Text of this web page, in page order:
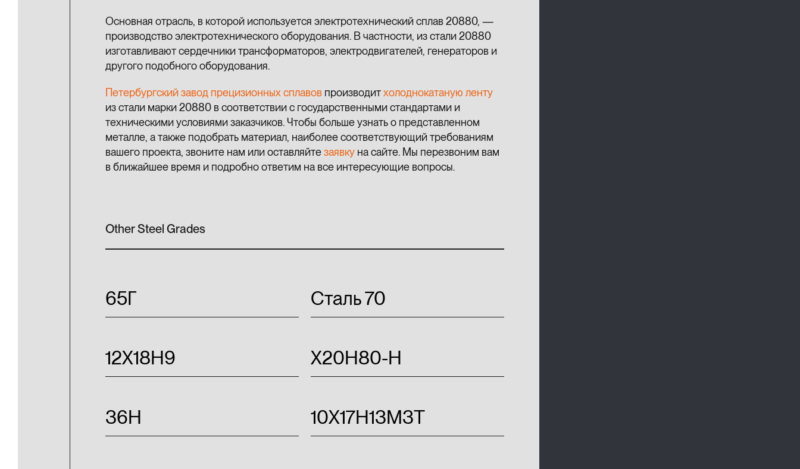
Основная отрасль, в которой используется электротехнический сплав 20880, —
производство электротехнического оборудования. В частности, из стали 20880
изготавливают сердечники трансформаторов, электродвигателей, генераторов и
другого подобного оборудования.
Петербургский завод прецизионных сплавовпроизводитхолоднокатаную ленту
из стали марки 20880 в соответствии с государственными стандартами и
техническими условиями заказчиков. Чтобы больше узнать о представленном
металле, а также подобрать материал, наиболее соответствующий требованиям
вашего проекта, звоните нам или оставляйтезаявкуна сайте. Мы перезвоним вам
в ближайшее время и подробно ответим на все интересующие вопросы.
Other Steel Grades
65Г Сталь 70
12Х18Н9 Х20Н80-Н
36Н 10Х17Н13М3Т